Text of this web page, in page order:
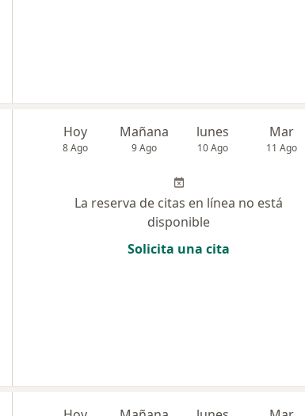
Hoy
8 Ago
Mañana
9 Ago
lunes
10 Ago
Mar
11 Ago
La reserva de citas en línea no está
disponible
Solicita una cita